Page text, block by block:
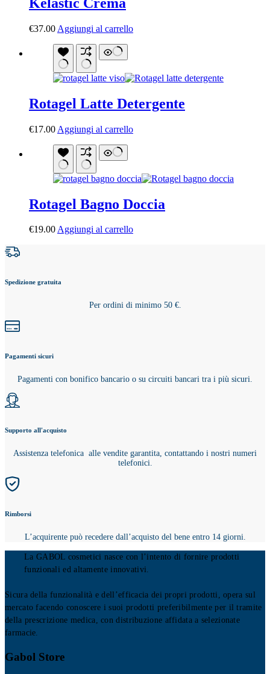
€37.00 Aggiungi al carrello
Rotagel Latte Detergente
€17.00 Aggiungi al carrello
Rotagel Bagno Doccia
€19.00Aggiungi al carrello
Spedizione gratuita
Per ordini di minimo 50 €.
Pagamenti sicuri
Pagamenti con bonifico bancario o su circuiti bancari tra i più sicuri.
Supporto all'acquisto
Assistenza telefonica alle vendite garantita, contattando i nostri numeri
telefonici.
Rimborsi
L’acquirente può recedere dall’acquisto del bene entro 14 giorni.
La GABOL cosmetici nasce con l’intento di fornire prodotti
funzionali ed altamente innovativi.
Sicura della funzionalità e dell’efficacia dei propri prodotti, opera sul
mercato facendo conoscere i suoi prodotti preferibilmente per il tramite
della prescrizione medica, con distribuzione affidata a selezionate
farmacie.
Gabol Store